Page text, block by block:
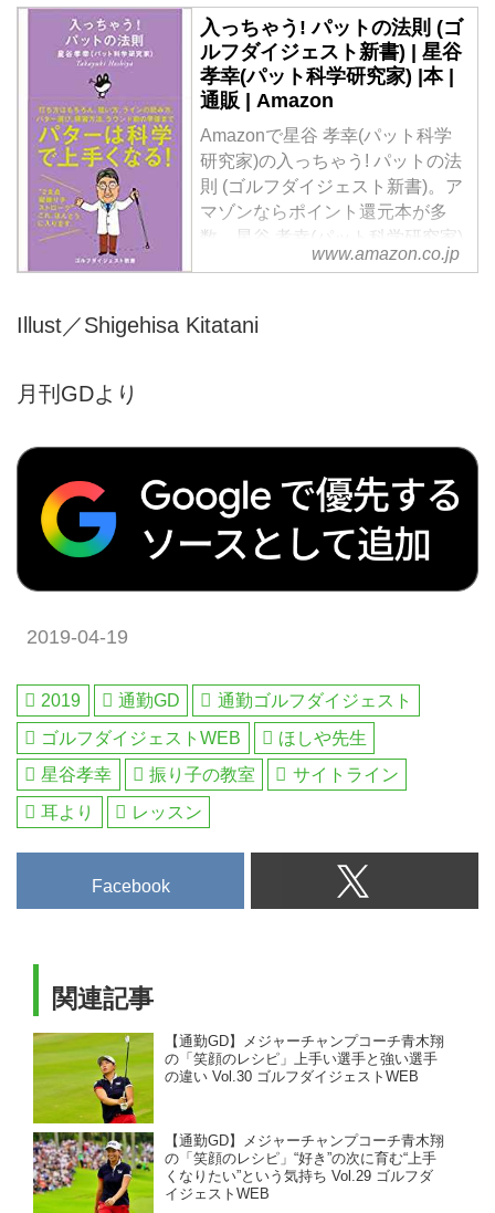
入っちゃう! パットの法則 (ゴ
ルフダイジェスト新書) | 星谷
孝幸(パット科学研究家) |本 |
通販 | Amazon
Amazonで星谷 孝幸(パット科学
研究家)の入っちゃう! パットの法
則 (ゴルフダイジェスト新書)。ア
マゾンならポイント還元本が多
数。星谷 孝幸(パット科学研究家)
作品ほか、お急ぎ便対象商品は当
う! パットの法則 (ゴルフダイジェ
スト新書)もアマゾン配送商品な
www.amazon.co.jp
Illust／Shigehisa Kitatani
月刊GDより
2019-04-19
2019 通勤GD
通勤ゴルフダイジェスト
ゴルフダイジェストWEB
ほしや先生
星谷孝幸
振り子の教室
サイトライン
耳より
レッスン
Facebook
関連記事
【通勤GD】メジャーチャンプコーチ青木翔
の「笑顔のレシピ」上手い選手と強い選手
の違い Vol.30 ゴルフダイジェストWEB
【通勤GD】メジャーチャンプコーチ青木翔
の「笑顔のレシピ」“好き”の次に育む“上手
くなりたい”という気持ち Vol.29 ゴルフダ
イジェストWEB